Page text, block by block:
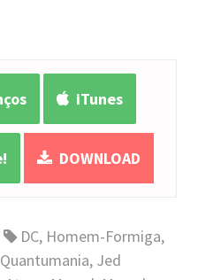
iTunes
DOWNLOAD
DC, Homem-Formiga,
, Jed